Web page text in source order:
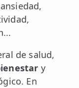
de salud,
y
En